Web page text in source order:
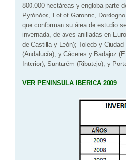
800.000 hectáreas y engloba parte
Pyrénées, Lot-et-Garonne,
que conforman su área de estudio
invernada, de aves anilladas en
de Castilla y León); Toledo y
(Andalucía); y Cáceres y Badajoz
Interior); Santarém (Ribatejo); y
VER PENINSULA IBERICA 2009